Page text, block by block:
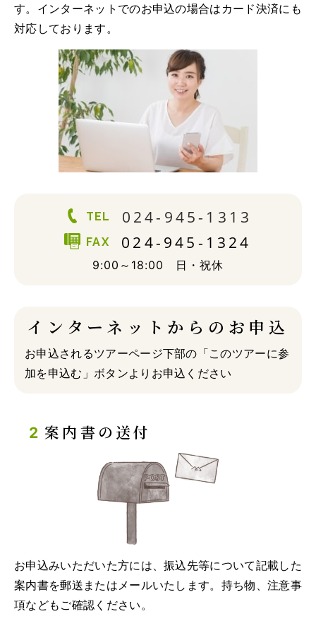
す。インターネットでのお申込の場合はカード決済にも
対応しております。
TEL 024-945-1313
FAX 024-945-1324
9:00～18:00 日・祝休
インターネットからのお申込
お申込されるツアーページ下部の「このツアーに参
加を申込む」ボタンよりお申込ください
案内書の送付
お申込みいただいた方には、振込先等について記載した
案内書を郵送またはメールいたします。持ち物、注意事
項などもご確認ください。